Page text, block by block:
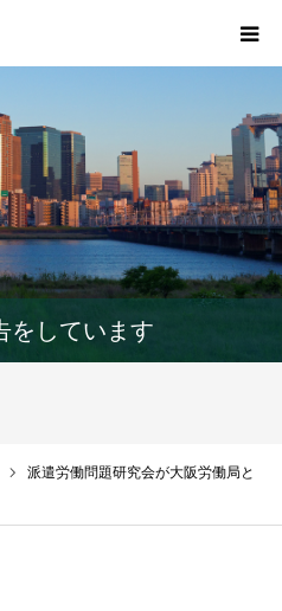
をしています
派遣労働問題研究会が大阪労働局と